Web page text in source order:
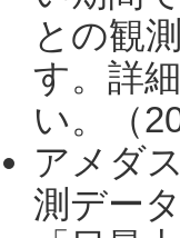
との観
す。詳
い。（
アメダ
測デー